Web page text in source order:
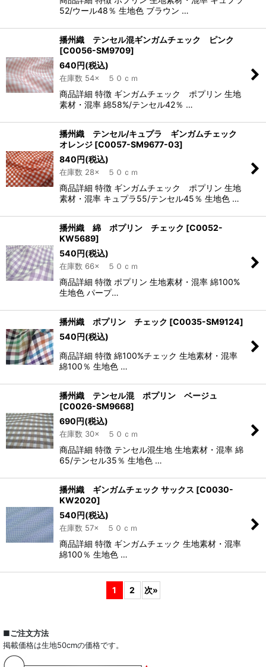
52/ウール48％ 生地色 ブラウン …
播州織 テンセル混ギンガムチェック ピンク
[C0056-SM9709]
640円(税込)
在庫数 54× ５０ｃｍ
商品詳細 特徴 ギンガムチェック ポプリン 生地
素材・混率 綿58%/テンセル42％ …
播州織 テンセル/キュプラ ギンガムチェック
オレンジ [C0057-SM9677-03]
840円(税込)
在庫数 28× ５０ｃｍ
商品詳細 特徴 ギンガムチェック ポプリン 生地
素材・混率 キュプラ55/テンセル45％ 生地色 …
播州織 綿 ポプリン チェック [C0052-
KW5689]
540円(税込)
在庫数 66× ５０ｃｍ
商品詳細 特徴 ポプリン 生地素材・混率 綿100%
生地色 パープ…
播州織 ポプリン チェック [C0035-SM9124]
540円(税込)
商品詳細 特徴 綿100%チェック 生地素材・混率
綿100％ 生地色 …
播州織 テンセル混 ポプリン ベージュ
[C0026-SM9668]
690円(税込)
在庫数 30× ５０ｃｍ
商品詳細 特徴 テンセル混生地 生地素材・混率 綿
65/テンセル35％ 生地色 …
播州織 ギンガムチェック サックス [C0030-
KW2020]
540円(税込)
在庫数 57× ５０ｃｍ
商品詳細 特徴 ギンガムチェック 生地素材・混率
綿100％ 生地色 …
1 2 次»
■ご注文方法
掲載価格は生地50cmの価格です。